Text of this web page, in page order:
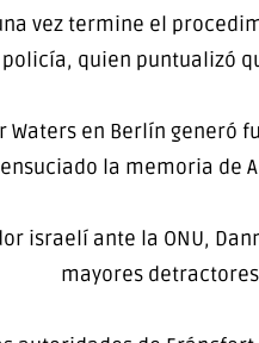
vez termine el
quien puntualizó
Waters en Berlín
la memoria de
israelí ante la ONU,
mayores